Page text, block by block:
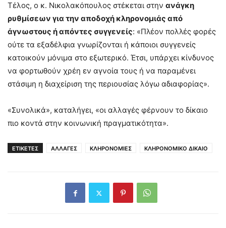
Τέλος, ο κ. Νικολακόπουλος στέκεται στην ανάγκη
ρυθμίσεων για την αποδοχή κληρονομιάς από
άγνωστους ή απόντες συγγενείς: «Πλέον πολλές φορές
ούτε τα εξαδέλφια γνωρίζονται ή κάποιοι συγγενείς
κατοικούν μόνιμα στο εξωτερικό. Έτσι, υπάρχει κίνδυνος
να φορτωθούν χρέη εν αγνοία τους ή να παραμένει
στάσιμη η διαχείριση της περιουσίας λόγω αδιαφορίας».
«Συνολικά», καταλήγει, «οι αλλαγές φέρνουν το δίκαιο
πιο κοντά στην κοινωνική πραγματικότητα».
ΕΤΙΚΕΤΕΣ ΑΛΛΑΓΕΣ ΚΛΗΡΟΝΟΜΙΕΣ ΚΛΗΡΟΝΟΜΙΚΟ ΔΙΚΑΙΟ